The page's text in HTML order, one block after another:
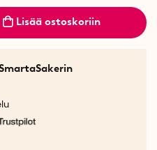
Lisää ostoskoriin